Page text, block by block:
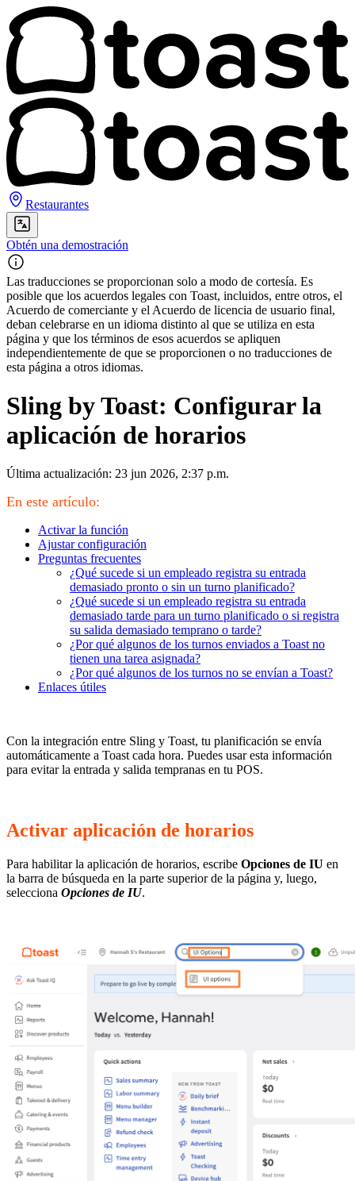
Restaurantes
Obtén una demostración
Las traducciones se proporcionan solo a modo de cortesía. Es
posible que los acuerdos legales con Toast, incluidos, entre otros, el
Acuerdo de comerciante y el Acuerdo de licencia de usuario final,
deban celebrarse en un idioma distinto al que se utiliza en esta
página y que los términos de esos acuerdos se apliquen
independientemente de que se proporcionen o no traducciones de
esta página a otros idiomas.
Sling by Toast: Configurar la
aplicación de horarios
Última actualización: 23 jun 2026, 2:37 p.m.
En este artículo:
Activar la función
Ajustar configuración
Preguntas frecuentes
¿Qué sucede si un empleado registra su entrada
demasiado pronto o sin un turno planificado?
¿Qué sucede si un empleado registra su entrada
demasiado tarde para un turno planificado o si registra
su salida demasiado temprano o tarde?
¿Por qué algunos de los turnos enviados a Toast no
tienen una tarea asignada?
¿Por qué algunos de los turnos no se envían a Toast?
Enlaces útiles
Con la integración entre Sling y Toast, tu planificación se envía
automáticamente a Toast cada hora. Puedes usar esta información
para evitar la entrada y salida tempranas en tu POS.
Activar aplicación de horarios
Para habilitar la aplicación de horarios, escribe Opciones de IU en
la barra de búsqueda en la parte superior de la página y, luego,
selecciona Opciones de IU.